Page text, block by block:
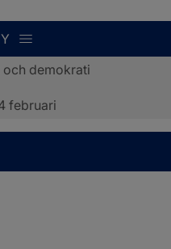
och demokrati
februari